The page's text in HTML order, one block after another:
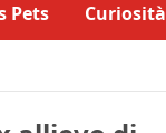
Pets Curiosità